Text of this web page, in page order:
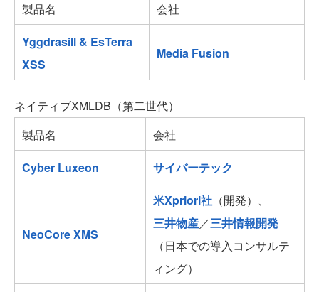
製品名
会社
Yggdrasill & EsTerra
XSS
Media Fusion
ネイティブXMLDB（第二世代）
製品名
会社
Cyber Luxeon
サイバーテック
NeoCore XMS
米Xpriori社 （開発）、
三井物産／三井情報開発
（日本での導入コンサルテ
ィング）